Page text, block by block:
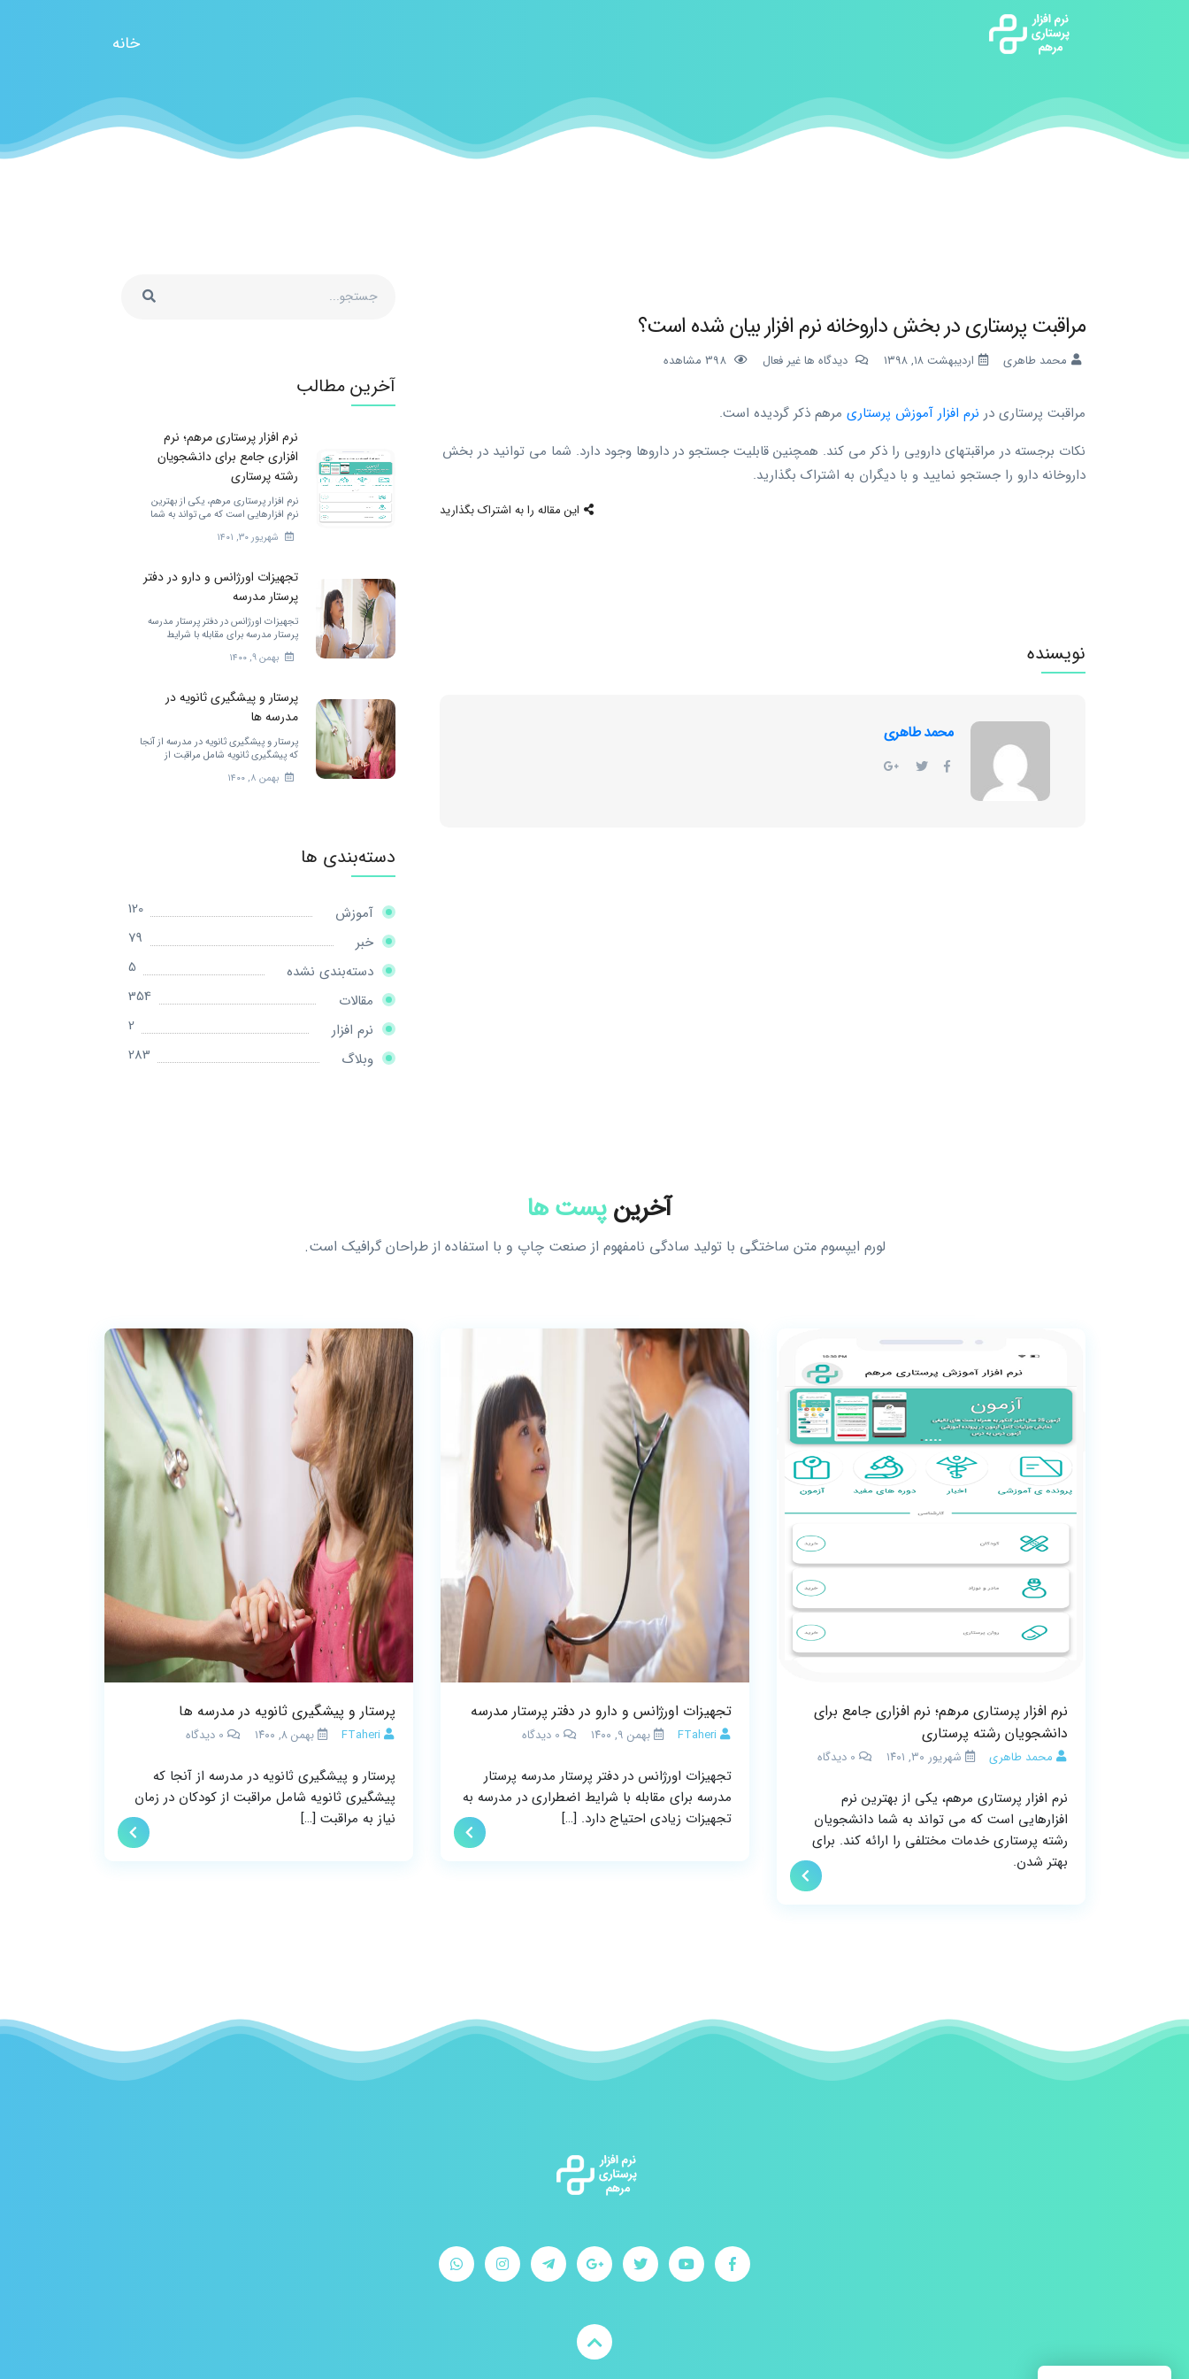
خانه
مراقبت پرستاری در بخش داروخانه نرم افزار بیان شده است؟
محمد طاهری اردیبهشت ۱۸, ۱۳۹۸ دیدگاه ها غیر فعال مشاهده
مراقبت پرستاری در نرم افزار آموزش پرستاری مرهم ذکر گردیده است.
نکات برجسته در مراقبتهای دارویی را ذکر می کند. همچنین قابلیت جستجو در داروها وجود دارد. شما می توانید در بخش
داروخانه دارو را جستجو نمایید و با دیگران به اشتراک بگذارید.
این مقاله را به اشتراک بگذارید
نویسنده
محمد طاهری
آخرین مطالب
نرم افزار پرستاری مرهم؛ نرم
افزاری جامع برای دانشجویان
رشته پرستاری
نرم افزار پرستاری مرهم، یکی از بهترین
نرم افزارهایی است که می تواند به شما
دانشجویان رشته پرستاری خدمات
مختلفی را ارائه کند. برای بهتر شدن.
شهریور ۳۰, ۱۴۰۱
تجهیزات اورژانس و دارو در دفتر
پرستار مدرسه
تجهیزات اورژانس در دفتر پرستار مدرسه
پرستار مدرسه برای مقابله با شرایط
اضطراری در مدرسه به تجهیزات زیادی
احتیاج دارد. […]
بهمن ۹, ۱۴۰۰
پرستار و پیشگیری ثانویه در
مدرسه ها
پرستار و پیشگیری ثانویه در مدرسه از آنجا
که پیشگیری ثانویه شامل مراقبت از
کودکان در زمان نیاز به مراقبت […]
بهمن ۸, ۱۴۰۰
دسته‌بندی ها
آموزش
120
خبر
79
دسته‌بندی نشده
5
مقالات
354
نرم افزار
2
وبلاگ
283
آخرین پست ها
لورم ایپسوم متن ساختگی با تولید سادگی نامفهوم از صنعت چاپ و با استفاده از طراحان گرافیک است.
نرم افزار پرستاری مرهم؛ نرم افزاری جامع برای
دانشجویان رشته پرستاری
محمد طاهری شهریور ۳۰, ۱۴۰۱ 0 دیدگاه
نرم افزار پرستاری مرهم، یکی از بهترین نرم
افزارهایی است که می تواند به شما دانشجویان
رشته پرستاری خدمات مختلفی را ارائه کند. برای
بهتر شدن.
تجهیزات اورژانس و دارو در دفتر پرستار مدرسه
FTaheri بهمن ۹, ۱۴۰۰ 0 دیدگاه
تجهیزات اورژانس در دفتر پرستار مدرسه پرستار
مدرسه برای مقابله با شرایط اضطراری در مدرسه به
تجهیزات زیادی احتیاج دارد. […]
پرستار و پیشگیری ثانویه در مدرسه ها
FTaheri بهمن ۸, ۱۴۰۰ 0 دیدگاه
پرستار و پیشگیری ثانویه در مدرسه از آنجا که
پیشگیری ثانویه شامل مراقبت از کودکان در زمان
نیاز به مراقبت […]